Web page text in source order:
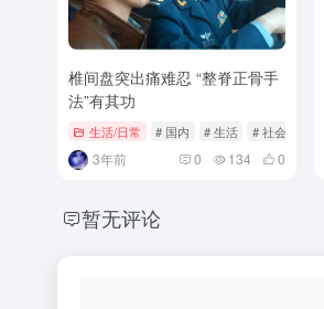
椎间盘突出痛难忍 “整脊正骨手
法”有其功
生活/日常 # 国内 # 生活 # 社会
3年前 0 134 0
暂无评论